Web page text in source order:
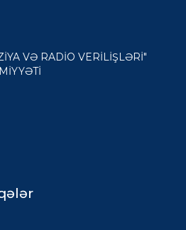
VƏ RADİO VERİLİŞLƏRİ"